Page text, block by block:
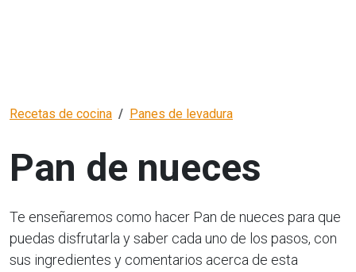
Recetas de cocina Panes de levadura
Pan de nueces
Te enseñaremos como hacer Pan de nueces para que
puedas disfrutarla y saber cada uno de los pasos, con
sus ingredientes y comentarios acerca de esta